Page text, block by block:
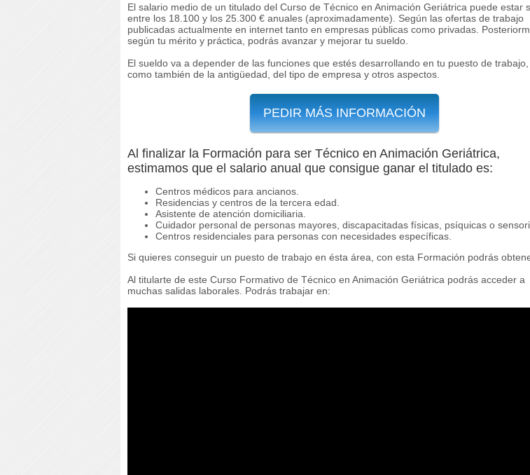
El salario medio de un titulado del Curso de Técnico en Animación Geriátrica puede estar
entre los 18.100 y los 25.300 € anuales (aproximadamente). Según las ofertas de trabajo
publicadas actualmente en internet tanto en empresas públicas como privadas.
según tu mérito y práctica, podrás avanzar y mejorar tu sueldo.
El sueldo va a depender de las funciones que estés desarrollando en tu puesto de
como también de la antigüedad, del tipo de empresa y otros aspectos.
PEDIR MÁS INFORMACIÓN
Al finalizar la Formación para ser Técnico en Animación Geriátrica,
estimamos que el salario anual que consigue ganar el titulado es:
Centros médicos para ancianos.
Residencias y centros de la tercera edad.
Asistente de atención domiciliaria.
Cuidador personal de personas mayores, discapacitadas físicas, psíquicas o
Centros residenciales para personas con necesidades específicas.
Si quieres conseguir un puesto de trabajo en ésta área, con esta Formación podrás
Al titularte de este Curso Formativo de Técnico en Animación Geriátrica podrás acceder a
muchas salidas laborales. Podrás trabajar en: